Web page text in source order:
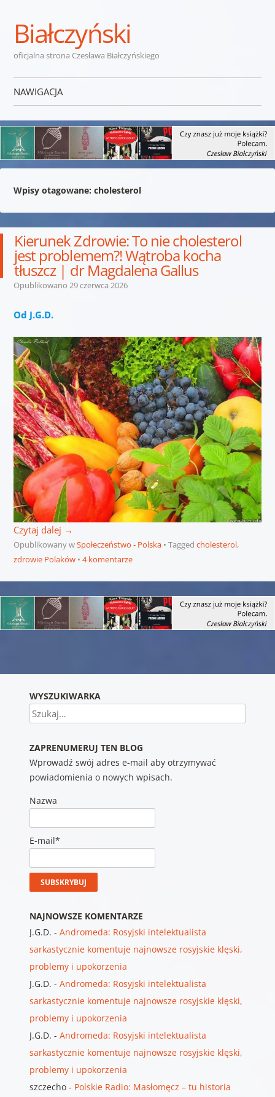
Białczyński
oficjalna strona Czesława Białczyńskiego
NAWIGACJA
Wpisy otagowane: cholesterol
Kierunek Zdrowie: To nie cholesterol
jest problemem?! Wątroba kocha
tłuszcz | dr Magdalena Gallus
Opublikowano 29 czerwca 2026
Od J.G.D.
Czytaj dalej →
Opublikowany wSpołeczeństwo - Polska Tagged cholesterol,
zdrowie Polaków
4 komentarze
WYSZUKIWARKA
Szukaj
ZAPRENUMERUJ TEN BLOG
Wprowadź swój adres e-mail aby otrzymywać
powiadomienia o nowych wpisach.
Nazwa
E-mail*
NAJNOWSZE KOMENTARZE
J.G.D. - Andromeda: Rosyjski intelektualista
sarkastycznie komentuje najnowsze rosyjskie klęski,
problemy i upokorzenia
J.G.D. - Andromeda: Rosyjski intelektualista
sarkastycznie komentuje najnowsze rosyjskie klęski,
problemy i upokorzenia
J.G.D. - Andromeda: Rosyjski intelektualista
sarkastycznie komentuje najnowsze rosyjskie klęski,
problemy i upokorzenia
szczecho- Polskie Radio: Masłomęcz – tu historia